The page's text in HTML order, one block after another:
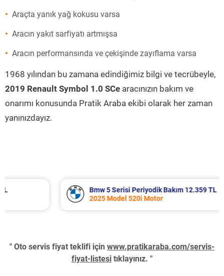
Araçta yanık yağ kokusu varsa
Aracın yakıt sarfiyatı artmışsa
Aracın performansında ve çekişinde zayıflama varsa
1968 yılından bu zamana edindiğimiz bilgi ve tecrübeyle,
2019 Renault Symbol 1.0 SCe aracınızın bakım ve
onarımı konusunda Pratik Araba ekibi olarak her zaman
yanınızdayız.
Bmw 5 Serisi Periyodik Bakım 12.359 TL
2025 Model 520i Motor
" Oto servis fiyat teklifi için www.pratikaraba.com/servis-
fiyat-listesi tıklayınız. "